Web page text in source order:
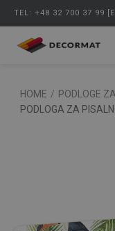
TEL: +48 32 700 37 99
HOME / PODLOGE
PODLOGA ZA